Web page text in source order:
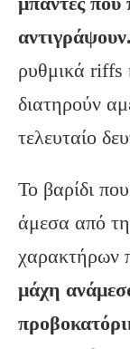
αντιγράψουν.
ρυθμικά riffs
διατηρούν
τελευταίο
Το βαρίδι
άμεσα από
χαρακτήρων
μάχη